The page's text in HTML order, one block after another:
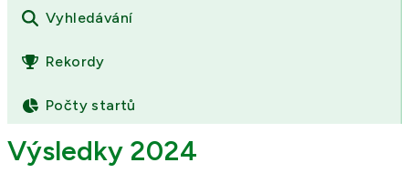
O závodě
Výsledky
Fotogalerie
Kontakt
Vyhledávání
Rekordy
Počty startů
Výsledky 2024